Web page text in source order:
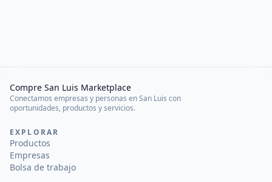
Compre San Luis Marketplace
Conectamos empresas y personas en San Luis con
oportunidades, productos y servicios.
EXPLORAR
Productos
Empresas
Bolsa de trabajo